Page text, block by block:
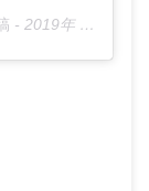
- 2019年 4月月2日午後2時04分PDT